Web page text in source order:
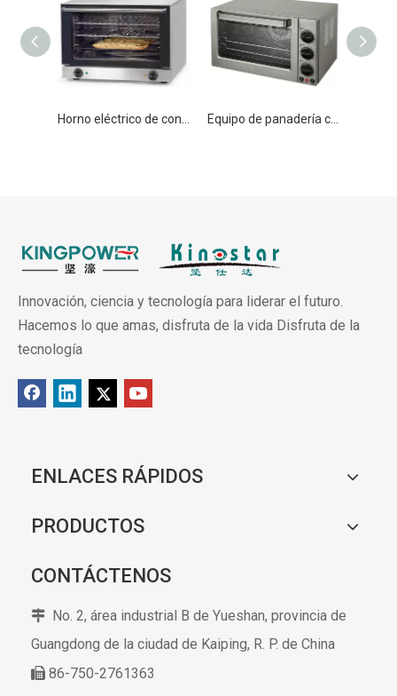
Innovación, ciencia y tecnología para liderar el futuro.
Hacemos lo que amas, disfruta de la vida Disfruta de la
tecnología
ENLACES RÁPIDOS
PRODUCTOS
CONTÁCTENOS

No. 2, área industrial B de Yueshan, provincia de
Guangdong de la ciudad de Kaiping, R. P. de China
 86-750-2761363